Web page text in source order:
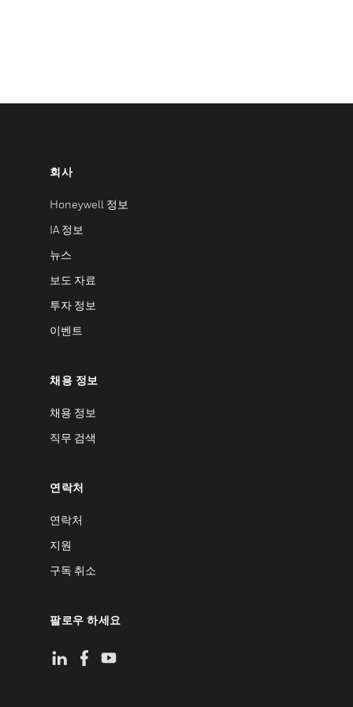
회사
Honeywell 정보
IA 정보
뉴스
보도 자료
투자 정보
이벤트
채용 정보
채용 정보
직무 검색
연락처
연락처
지원
구독 취소
팔로우 하세요